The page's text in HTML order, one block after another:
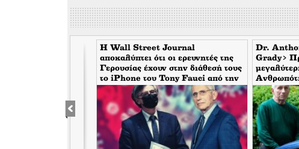
H Wall Street Journal
αποκαλύπτει ότι οι ερευνητές της
Γερουσίας έχουν στην διάθεσή τους
το iPhone του Tony Fauci από την
περίοδο της πανδημίας. Τι
σημαίνει αυτό για τον εμπλεκόμενο
Σωτήρη Τσιόδρα
Dr.
Grady>
κάλυπταν
του deep
υψώνει το